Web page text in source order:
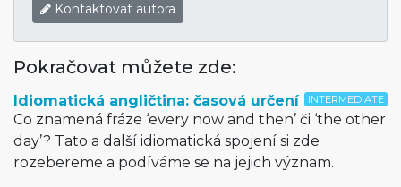
Kontaktovat autora
Pokračovat můžete zde:
INTERMEDIATE
Idiomatická angličtina: časová určení
Co znamená fráze ‘every now and then’ či ‘the other
day’? Tato a další idiomatická spojení si zde
rozebereme a podíváme se na jejich význam.